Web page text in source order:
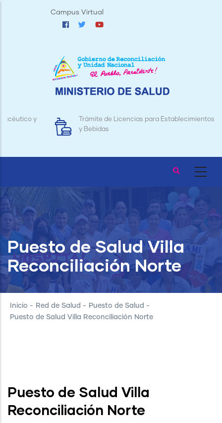
Campus Virtual
Trámite de Licencias para Establecimientos de Alimentos
y Bebidas
Puesto de Salud Villa
Reconciliación Norte
Inicio - Red de Salud - Puesto de Salud -
Puesto de Salud Villa Reconciliación Norte
Puesto de Salud Villa
Reconciliación Norte